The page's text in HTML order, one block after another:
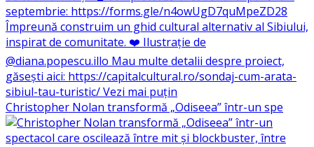
Christopher Nolan transformă „Odiseea” într-un spe